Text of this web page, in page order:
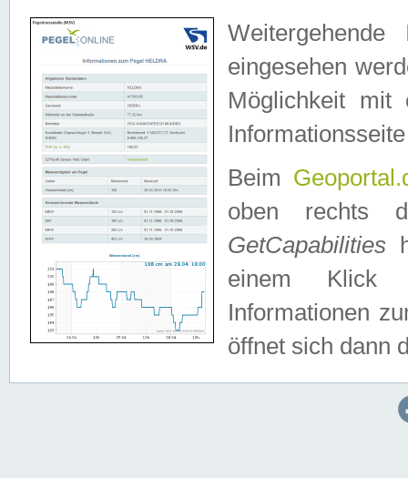
eingesehen
Möglichkeit mit
Beim
oben rechts
GetCapabilities
einem Klick
Informationen
öffnet sich dann